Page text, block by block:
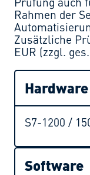
Rahmen der
Zusätzliche
EUR (zzgl.
Hardware
S7-1200 /
Software